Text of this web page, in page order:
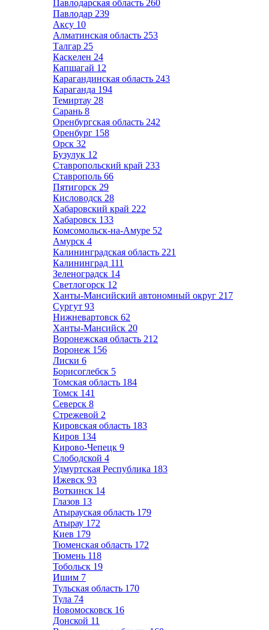
Павлодарская область 260
Павлодар 239
Аксу 10
Алматинская область 253
Талгар 25
Каскелен 24
Капшагай 12
Карагандинская область 243
Караганда 194
Темиртау 28
Сарань 8
Оренбургская область 242
Оренбург 158
Орск 32
Бузулук 12
Ставропольский край 233
Ставрополь 66
Пятигорск 29
Кисловодск 28
Хабаровский край 222
Хабаровск 133
Комсомольск-на-Амуре 52
Амурск 4
Калининградская область 221
Калининград 111
Зеленоградск 14
Светлогорск 12
Ханты-Мансийский автономный округ 217
Сургут 93
Нижневартовск 62
Ханты-Мансийск 20
Воронежская область 212
Воронеж 156
Лиски 6
Борисоглебск 5
Томская область 184
Томск 141
Северск 8
Стрежевой 2
Кировская область 183
Киров 134
Кирово-Чепецк 9
Слободской 4
Удмуртская Республика 183
Ижевск 93
Воткинск 14
Глазов 13
Атырауская область 179
Атырау 172
Киев 179
Тюменская область 172
Тюмень 118
Тобольск 19
Ишим 7
Тульская область 170
Тула 74
Новомосковск 16
Донской 11